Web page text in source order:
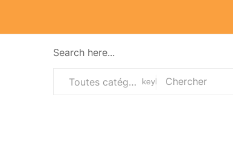
Search here...
Toutes catégories keyboard_arrow_down